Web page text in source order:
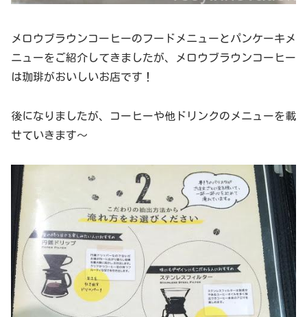
メロウブラウンコーヒーのフードメニューとパンケーキメ
ニューをご紹介してきましたが、メロウブラウンコーヒー
は珈琲がおいしいお店です！
後になりましたが、コーヒーや他ドリンクのメニューを載
せていきます～